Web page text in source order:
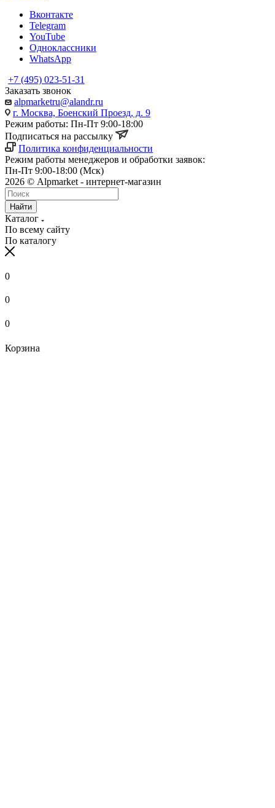
Вконтакте
Telegram
YouTube
Одноклассники
WhatsApp
+7 (495) 023-51-31
Заказать звонок
alpmarketru@alandr.ru
г. Москва, Боенский Проезд, д. 9
Режим работы: Пн-Пт 9:00-18:00
Подписаться на рассылку
Политика конфиденциальности
Режим работы менеджеров и обработки заявок:
Пн-Пт 9:00-18:00 (Мск)
2026 © Alpmarket - интернет-магазин
Найти
Каталог
По всему сайту
По каталогу
0
0
0
Корзина